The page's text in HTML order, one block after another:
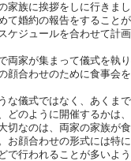
家族に挨拶をしに行きま
て婚約の報告をすること
ケジュールを合わせて計
両家が集まって儀式を執
顔合わせのために食事会
な儀式ではなく、あくま
どのように開催するかは
切なのは、両家の家族が
お顔合わせの形式には特
で行われることが多いよう